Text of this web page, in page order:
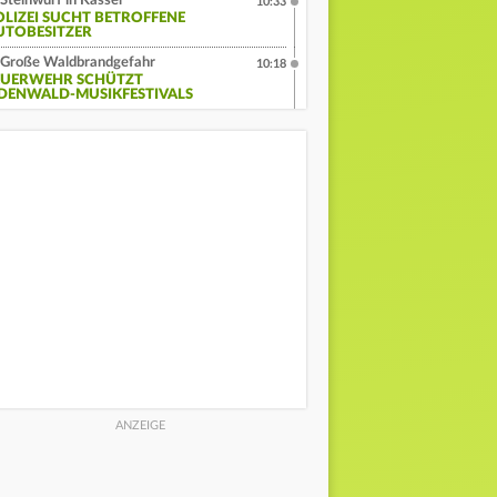
SUCHT BETROFFENE
Große Waldbrandgefahr
SCHÜTZT
MUSIKFESTIVALS
10:18